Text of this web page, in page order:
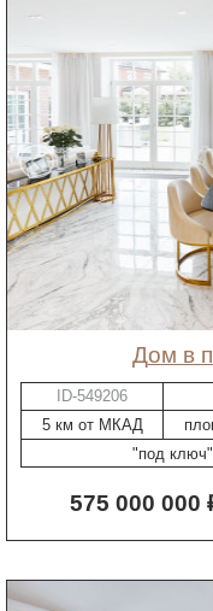
дом в
ID-549206
5 км от МКАД
"под ключ"
575 000 000